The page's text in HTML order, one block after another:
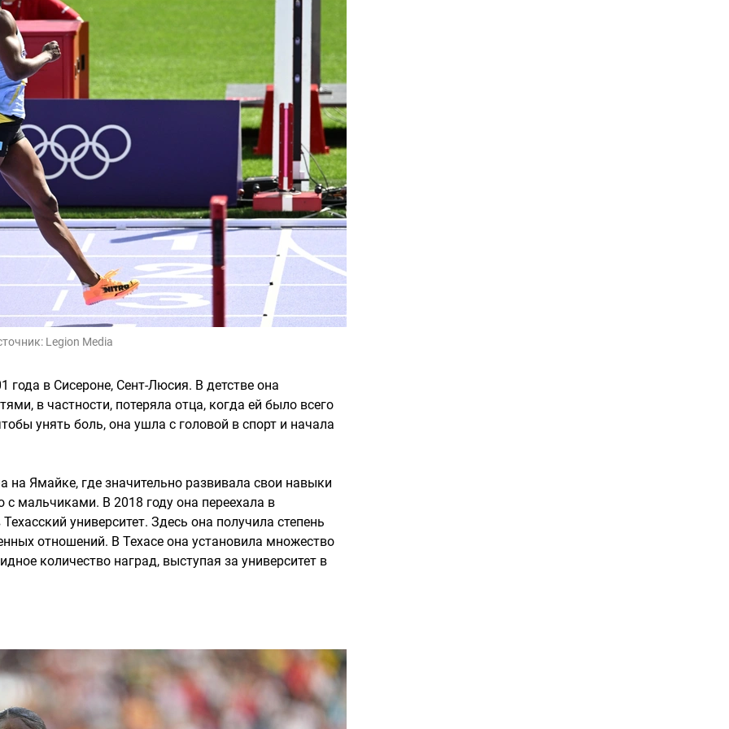
Legion Media
в Сисероне, Сент-Люсия. В детстве она
в частности, потеряла отца, когда ей было всего
унять боль, она ушла с головой в спорт и начала
на Ямайке, где значительно развивала свои навыки
с мальчиками. В 2018 году она переехала в
университет. Здесь она получила степень
отношений. В Техасе она установила множество
количество наград, выступая за университет в